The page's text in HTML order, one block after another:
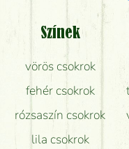
Tényleg azt
Mit kell tudni a
Hogy marad a
Tudok adventi
Színek
vörös csokrok
fehér csokrok
rózsaszín csokrok
lila csokrok